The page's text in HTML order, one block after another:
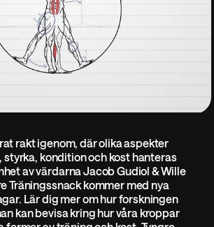
rakt igenom, där olika aspekter
kondition och kost hanteras
av värdarna Jacob Gudiol & Wille
Träningssnack kommer med nya
Lär dig mer om hur forskningen
kan bevisa kring hur våra kroppar